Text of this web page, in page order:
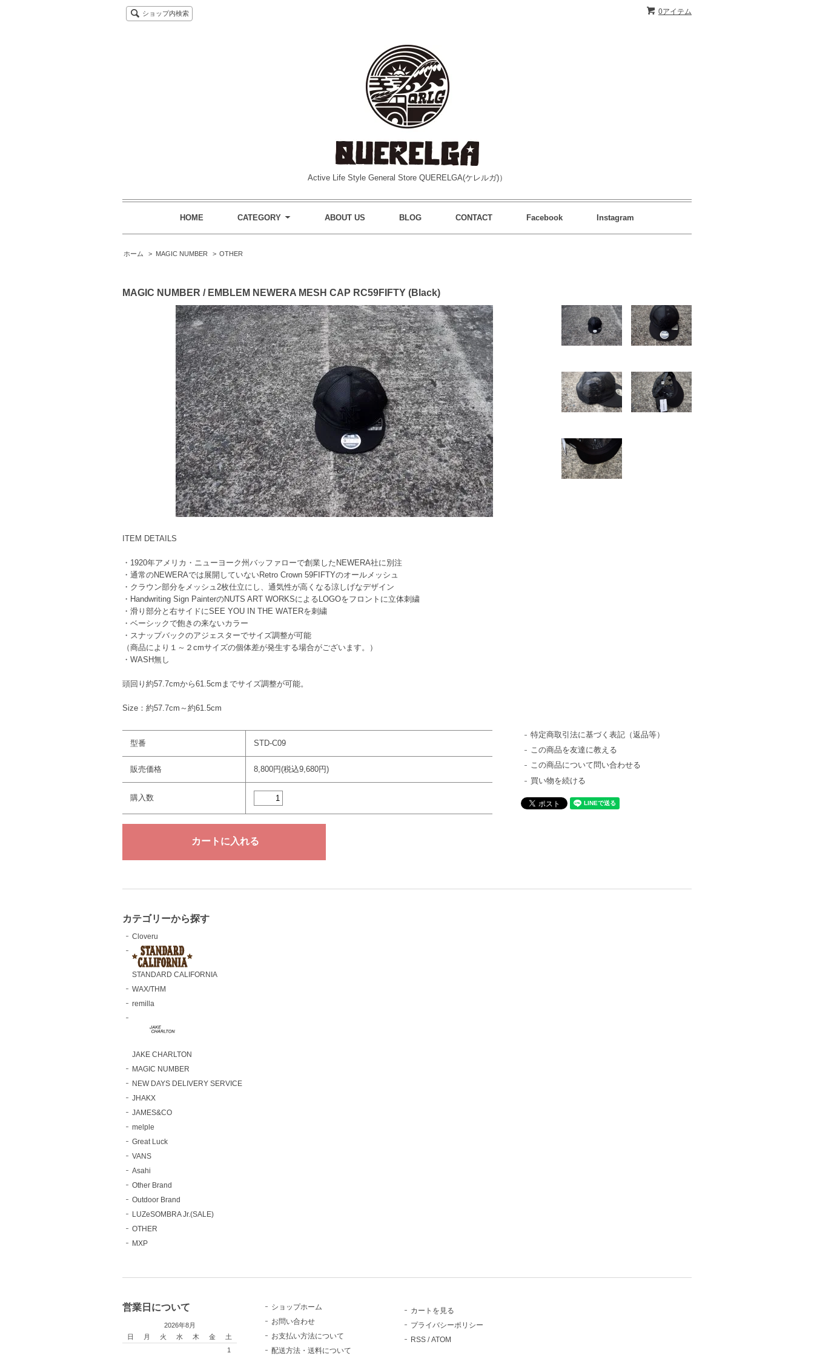
0アイテム
ショップ内検索
Active Life Style General Store QUERELGA(ケレルガ)）
HOME CATEGORY ABOUT US BLOG CONTACT Facebook Instagram
ホーム > MAGIC NUMBER > OTHER
MAGIC NUMBER / EMBLEM NEWERA MESH CAP RC59FIFTY (Black)
ITEM DETAILS
・1920年アメリカ・ニューヨーク州バッファローで創業したNEWERA社に別注
・通常のNEWERAでは展開していないRetro Crown 59FIFTYのオールメッシュ
・クラウン部分をメッシュ2枚仕立にし、通気性が高くなる涼しげなデザイン
・Handwriting Sign PainterのNUTS ART WORKSによるLOGOをフロントに立体刺繍
・滑り部分と右サイドにSEE YOU IN THE WATERを刺繍
・ベーシックで飽きの来ないカラー
・スナップバックのアジェスターでサイズ調整が可能
（商品により１～２cmサイズの個体差が発生する場合がございます。）
・WASH無し
頭回り約57.7cmから61.5cmまでサイズ調整が可能。
Size：約57.7cm～約61.5cm
型番 STD-C09
販売価格 8,800円(税込9,680円)
購入数
特定商取引法に基づく表記（返品等）
この商品を友達に教える
この商品について問い合わせる
買い物を続ける
カテゴリーから探す
Cloveru
STANDARD CALIFORNIA
WAX/THM
remilla
JAKE CHARLTON
MAGIC NUMBER
NEW DAYS DELIVERY SERVICE
JHAKX
JAMES&CO
melple
Great Luck
VANS
Asahi
Other Brand
Outdoor Brand
LUZeSOMBRA Jr.(SALE)
OTHER
MXP
営業日について
2026年8月
日
月 火 水 木 金
土
1
ショップホーム
お問い合わせ
お支払い方法について
配送方法・送料について
カートを見る
プライバシーポリシー
RSS /ATOM